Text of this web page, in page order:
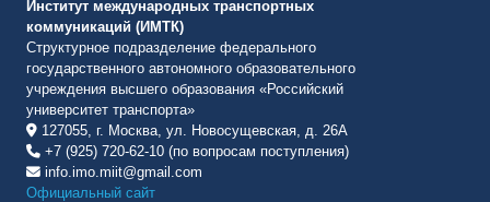
Институт международных транспортных
коммуникаций (ИМТК)
Структурное подразделение федерального
государственного автономного образовательного
учреждения высшего образования «Российский
университет транспорта»
127055, г. Москва, ул. Новосущевская, д. 26А
+7 (925) 720-62-10 (по вопросам поступления)
info.imo.miit@gmail.com
Официальный сайт